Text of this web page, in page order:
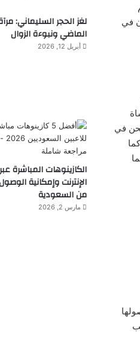
في
في
لغز الحجر السليماني:
الماضي ونبوءة الزوال
أبريل 12, 2026
الكازينوهات المباشرة عبر
الإنترنت وإمكانية
من السعودية
مارس 2, 2026